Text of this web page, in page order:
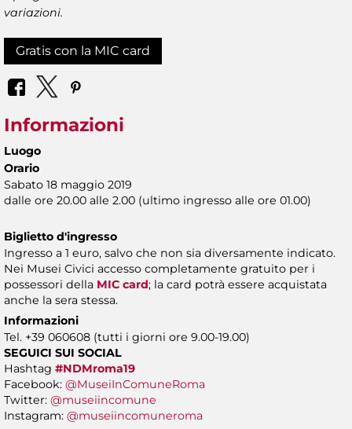
variazioni.
Gratis con la MIC card
Informazioni
Luogo
Orario
Sabato 18 maggio 2019
dalle ore 20.00 alle 2.00 (ultimo ingresso alle ore 01.00)
Biglietto d'ingresso
Ingresso a 1 euro, salvo che non sia diversamente indicato.
Nei Musei Civici accesso completamente gratuito per i
possessori della MIC card; la card potrà essere acquistata
anche la sera stessa.
Informazioni
Tel. +39 060608 (tutti i giorni ore 9.00-19.00)
SEGUICI SUI SOCIAL
Hashtag #NDMroma19
Facebook: @MuseiInComuneRoma
Twitter: @museiincomune
Instagram: @museiincomuneroma